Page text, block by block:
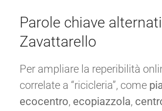
Parole chiave
Zavattarello
Per ampliare la reperibilità
correlate a “ricicleria”, come
ecocentro, ecopiazzola,